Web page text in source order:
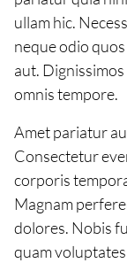
ullam hic.
neque odio
aut.
omnis tempore.
Amet pariatur
Consectetur
corporis
Magnam
dolores. Nobis
quam